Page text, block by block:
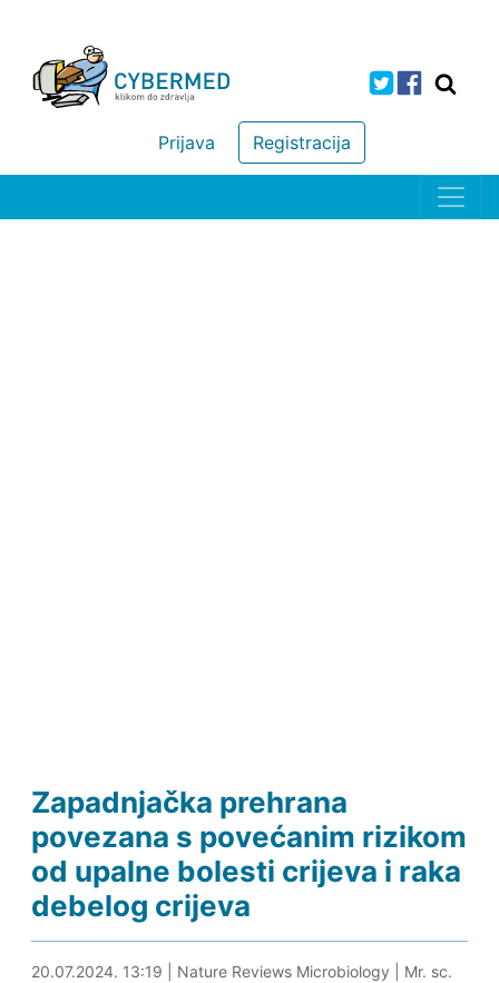
Registracija
Prijava
Zapadnjačka prehrana
povezana s povećanim rizikom
od upalne bolesti crijeva i raka
debelog crijeva
20.07.2024. 13:37
20.07.2024. 13:19 Nature Reviews Microbiology
Mr. sc.